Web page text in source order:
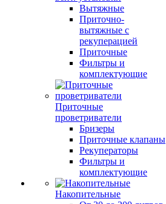
Вытяжные
Приточно-
вытяжные с
рекуперацией
Приточные
Фильтры и
комплектующие
Приточные
проветриватели
Бризеры
Приточные клапаны
Рекуператоры
Фильтры и
комплектующие
Накопительные